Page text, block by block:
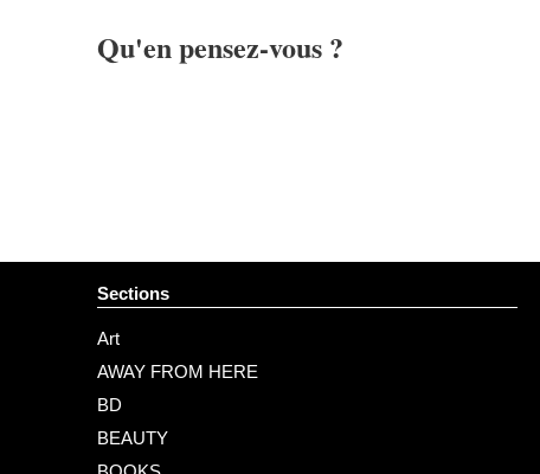
Qu'en pensez-vous ?
Sections
Art
AWAY FROM HERE
BD
BEAUTY